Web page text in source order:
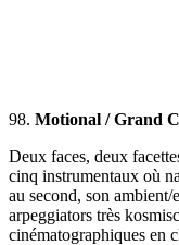
98. Motional / Grand
Deux faces, deux
cinq instrumentaux où
au second, son
arpeggiators très
cinématographiques en